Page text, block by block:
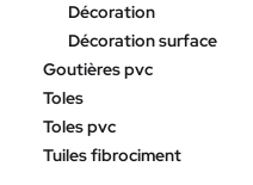
Décoration
Décoration surface
Goutières pvc
Toles
Toles pvc
Tuiles fibrociment